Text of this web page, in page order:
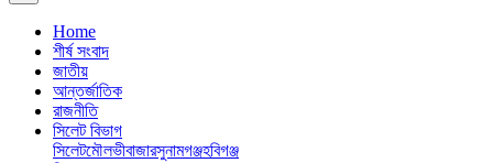
Home
শীর্ষ সংবাদ
জাতীয়
আন্তর্জাতিক
রাজনীতি
সিলেট বিভাগ
সিলেটমৌলভীবাজারসুনামগঞ্জহবিগঞ্জ